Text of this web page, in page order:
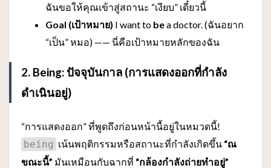
ฉันขอให้คุณเข้าสู่สถานะ “เงียบ” เดี๋ยวนี้
Goal (เป้าหมาย) I want to bea doctor. (ฉันอยาก
“เป็น” หมอ) —— นี่คือเป้าหมายหลักของฉัน
2. Being: ปัจจุบันกาล (การแสดงออกที่กำลัง
ดำเนินอยู่)
“การแสดงออก” ที่พูดถึงก่อนหน้านี้อยู่ในหมวดนี้!
being เน้นพฤติกรรมหรือสถานะที่กำลังเกิดขึ้น “ณ
ขณะนี้” มันเหมือนกับฉากที่ “กล้องกำลังถ่ายทำอยู่”